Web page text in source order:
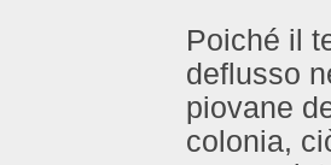
Poiché il
deflusso
piovane
colonia,